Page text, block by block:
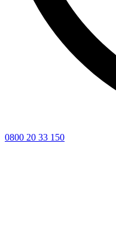
0800 20 33 150